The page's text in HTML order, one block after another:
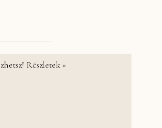
Részletek »